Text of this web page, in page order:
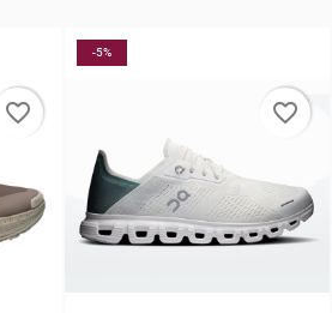
favorite_border
-10%
favorite_border